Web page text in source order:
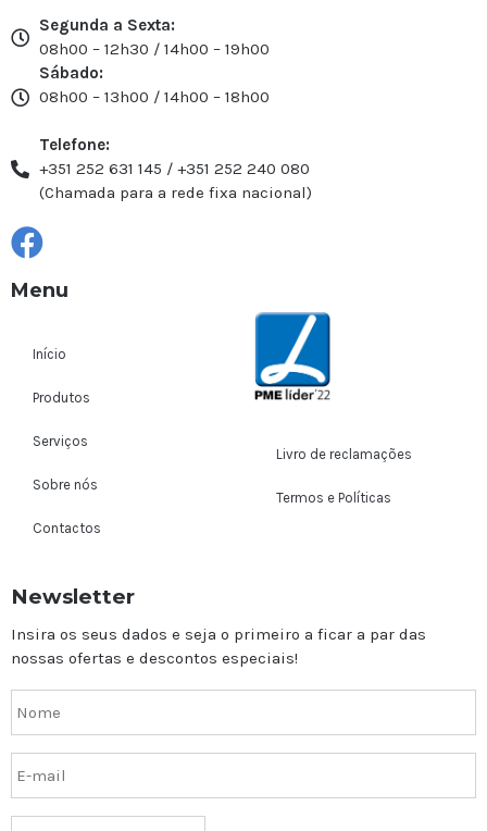
Segunda a Sexta:
08h00 – 12h30 / 14h00 – 19h00
Sábado:
08h00 – 13h00 / 14h00 – 18h00
Telefone:
+351 252 631 145 / +351 252 240 080
(Chamada para a rede fixa nacional)
Menu
Início
Produtos
Serviços
Sobre nós
Contactos
Livro de reclamações
Termos e Políticas
Newsletter
Insira os seus dados e seja o primeiro a ficar a par das
nossas ofertas e descontos especiais!